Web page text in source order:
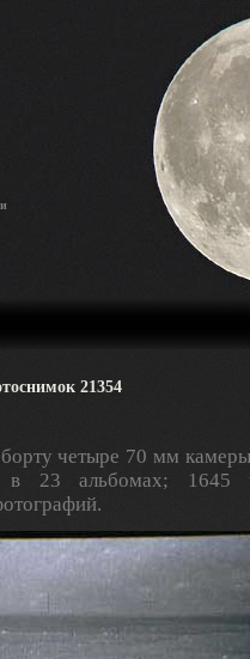
21354
четыре 70 мм
в 23 альбомах; 1645